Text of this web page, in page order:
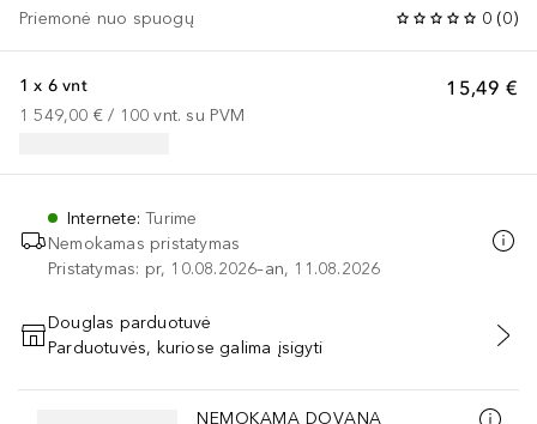
Priemonė nuo spuogų 0 (0)
15,49 €
1 x 6 vnt
1 549,00 € / 100 vnt. su PVM
Internete:Turime
Nemokamas pristatymas
Pristatymas: pr, 10.08.2026–an, 11.08.2026
PRIDĖTI Į KREPŠELĮ
Douglas parduotuvė
Parduotuvės, kuriose galima įsigyti
Praleisti slankiklį
NEMOKAMA DOVANA